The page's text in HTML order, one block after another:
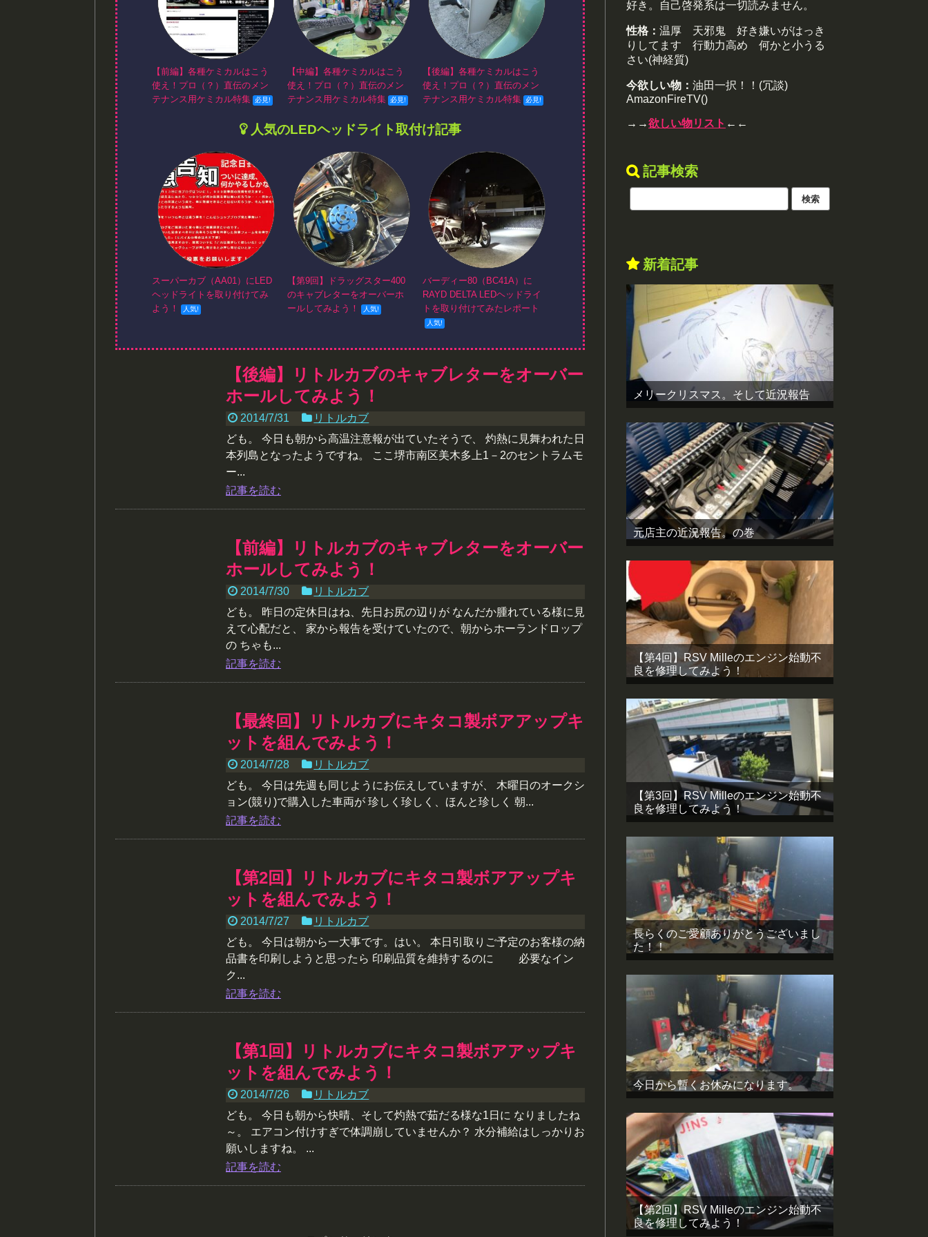
【前編】各種ケミカルはこう
使え！プロ（？）直伝のメン
テナンス用ケミカル特集
【中編】各種ケミカルはこう
使え！プロ（？）直伝のメン
テナンス用ケミカル特集
【後編】各種ケミカルはこう
使え！プロ（？）直伝のメン
テナンス用ケミカル特集
人気のLEDヘッドライト取付け記事
スーパーカブ（AA01）にLED
ヘッドライトを取り付けてみ
よう！
【第9回】ドラッグスター400
のキャブレターをオーバーホ
ールしてみよう！
バーディー80（BC41A）に
RAYD DELTA LEDヘッドライ
トを取り付けてみたレポート
【後編】リトルカブのキャブレターをオーバー
ホールしてみよう！
2014/7/31
リトルカブ
ども。 今日も朝から高温注意報が出ていたそうで、 灼熱に見舞われた日
本列島となったようですね。 ここ堺市南区美木多上1－2のセントラムモ
ー...
記事を読む
【前編】リトルカブのキャブレターをオーバー
ホールしてみよう！
2014/7/30
リトルカブ
ども。 昨日の定休日はね、先日お尻の辺りが なんだか腫れている様に見
えて心配だと、 家から報告を受けていたので、朝からホーランドロップ
の ちゃも...
記事を読む
【最終回】リトルカブにキタコ製ボアアップキ
ットを組んでみよう！
2014/7/28
リトルカブ
ども。 今日は先週も同じようにお伝えしていますが、 木曜日のオークシ
ョン(競り)で購入した車両が 珍しく珍しく、ほんと珍しく 朝...
記事を読む
【第2回】リトルカブにキタコ製ボアアップキ
ットを組んでみよう！
2014/7/27
リトルカブ
ども。 今日は朝から一大事です。はい。 本日引取りご予定のお客様の納
品書を印刷しようと思ったら 印刷品質を維持するのに 必要なイン
ク...
記事を読む
【第1回】リトルカブにキタコ製ボアアップキ
ットを組んでみよう！
2014/7/26
リトルカブ
ども。 今日も朝から快晴、そして灼熱で茹だる様な1日に なりましたね
～。 エアコン付けすぎで体調崩していませんか？ 水分補給はしっかりお
願いしますね。 ...
記事を読む
好き。自己啓発系は一切読みません。
性格： 温厚 天邪鬼 好き嫌いがはっき
りしてます 行動力高め 何かと小うる
さい(神経質)
今欲しい物： 油田一択！！(冗談)
AmazonFireTV()
→→欲しい物リスト ←←
記事検索
新着記事
メリークリスマス。そして近況報告
元店主の近況報告。の巻
【第4回】RSV Milleのエンジン始動不
良を修理してみよう！
【第3回】RSV Milleのエンジン始動不
良を修理してみよう！
長らくのご愛顧ありがとうございまし
た！！
今日から暫くお休みになります。
【第2回】RSV Milleのエンジン始動不
良を修理してみよう！